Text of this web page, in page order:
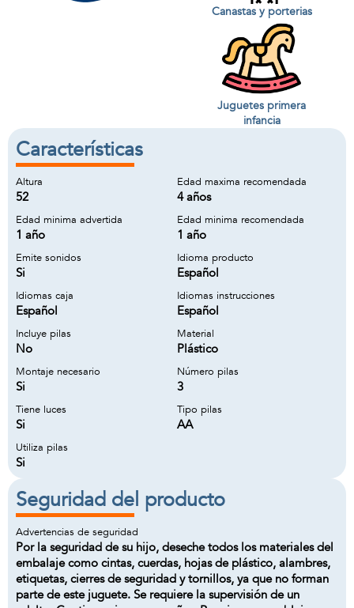
Canastas y porterias
Juguetes primera
infancia
Características
Altura
52
Edad maxima recomendada
4 años
Edad minima advertida
1 año
Edad minima recomendada
1 año
Emite sonidos
Si
Idioma producto
Español
Idiomas caja
Español
Idiomas instrucciones
Español
Incluye pilas
No
Material
Plástico
Montaje necesario
Si
Número pilas
3
Tiene luces
Si
Tipo pilas
AA
Utiliza pilas
Si
Seguridad del producto
Advertencias de seguridad
Por la seguridad de su hijo, deseche todos los materiales del
embalaje como cintas, cuerdas, hojas de plástico, alambres,
etiquetas, cierres de seguridad y tornillos, ya que no forman
parte de este juguete. Se requiere la supervisión de un